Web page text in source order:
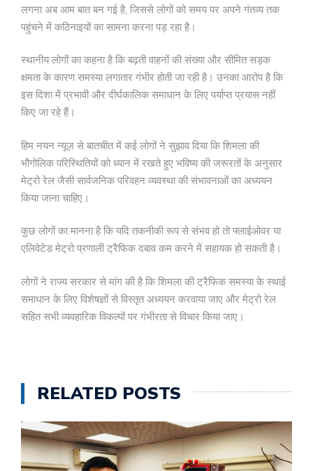
लगना अब आम बात बन गई है, जिससे लोगों को समय पर अपने गंतव्य तक
पहुंचने में कठिनाइयों का सामना करना पड़ रहा है।
स्थानीय लोगों का कहना है कि बढ़ती वाहनों की संख्या और सीमित सड़क
क्षमता के कारण समस्या लगातार गंभीर होती जा रही है। उनका आरोप है कि
इस दिशा में प्रभावी और दीर्घकालिक समाधान के लिए पर्याप्त प्रयास नहीं
किए जा रहे हैं।
हिम नयन न्यूज़ से बातचीत में कई लोगों ने सुझाव दिया कि शिमला की
भौगोलिक परिस्थितियों को ध्यान में रखते हुए भविष्य की जरूरतों के अनुसार
मेट्रो रेल जैसी सार्वजनिक परिवहन व्यवस्था की संभावनाओं का अध्ययन
किया जाना चाहिए।
कुछ लोगों का मानना है कि यदि तकनीकी रूप से संभव हो तो फ्लाईओवर या
एलिवेटेड मेट्रो प्रणाली ट्रैफिक दबाव कम करने में सहायक हो सकती है।
लोगों ने राज्य सरकार से मांग की है कि शिमला की ट्रैफिक समस्या के स्थाई
समाधान के लिए विशेषज्ञों से विस्तृत अध्ययन करवाया जाए और मेट्रो रेल
सहित सभी व्यवहारिक विकल्पों पर गंभीरता से विचार किया जाए।
RELATED POSTS